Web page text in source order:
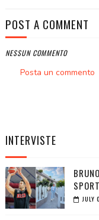
POST A COMMENT
NESSUN COMMENTO
Posta un commento
INTERVISTE
JULY